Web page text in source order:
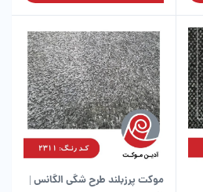
موکت پرزبلند طرح شگی الگانس |